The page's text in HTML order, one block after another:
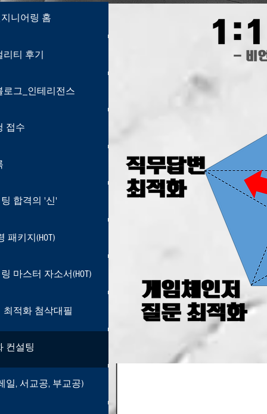
지니어링 홈
리티 후기
로그_인테리전스
접수
팅 합격의 '신'
패키지(HOT)
링 마스터 자소서(HOT)
최적화 첨삭대필
컨설팅
레일, 서교공, 부교공)
니어링 홈
티 후기
로그_인테리전스
접수
합격의 '신'
패키지(HOT)
마스터 자소서(HOT)
최적화 첨삭대필
컨설팅
일, 서교공, 부교공)